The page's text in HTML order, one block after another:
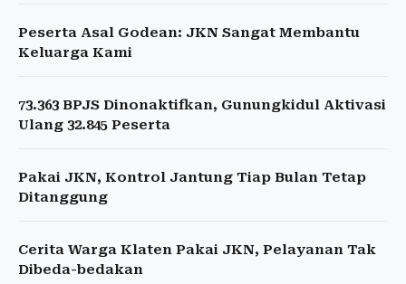
Peserta Asal Godean: JKN Sangat Membantu
Keluarga Kami
73.363 BPJS Dinonaktifkan, Gunungkidul Aktivasi
Ulang 32.845 Peserta
Pakai JKN, Kontrol Jantung Tiap Bulan Tetap
Ditanggung
Cerita Warga Klaten Pakai JKN, Pelayanan Tak
Dibeda-bedakan